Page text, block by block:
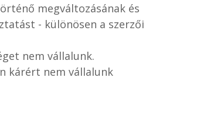
megváltozásának és
- különösen a szerzői
nem vállalunk.
kárért nem vállalunk